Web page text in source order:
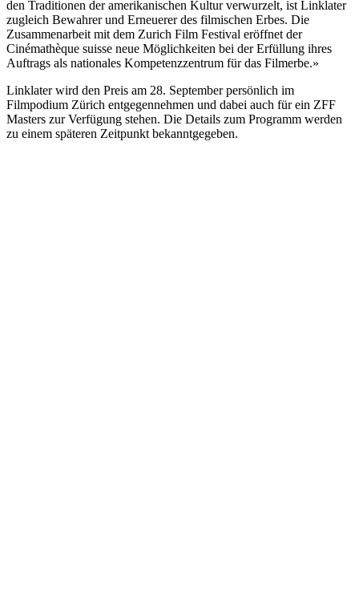
den Traditionen der amerikanischen Kultur verwurzelt, ist Linklater
zugleich Bewahrer und Erneuerer des filmischen Erbes. Die
Zusammenarbeit mit dem Zurich Film Festival eröffnet der
Cinémathèque suisse neue Möglichkeiten bei der Erfüllung ihres
Auftrags als nationales Kompetenzzentrum für das Filmerbe.»
Linklater wird den Preis am 28. September persönlich im
Filmpodium Zürich entgegennehmen und dabei auch für ein ZFF
Masters zur Verfügung stehen. Die Details zum Programm werden
zu einem späteren Zeitpunkt bekanntgegeben.